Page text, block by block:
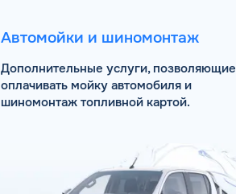
Автомойки и шиномонтаж
Дополнительные услуги, позволяющие
оплачивать мойку автомобиля и
шиномонтаж топливной картой.